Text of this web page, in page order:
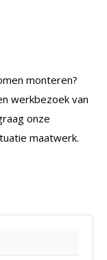
monteren?
werkbezoek van
onze
maatwerk.